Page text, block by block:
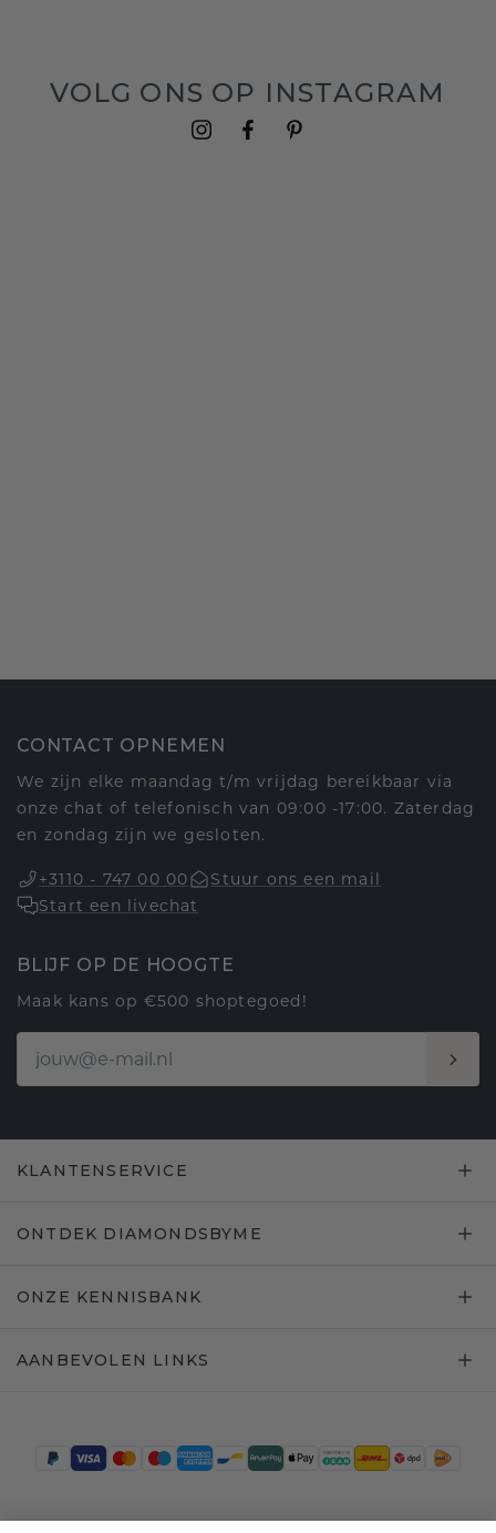
VOLG ONS OP INSTAGRAM
CONTACT OPNEMEN
We zijn elke maandag t/m vrijdag bereikbaar via
onze chat of telefonisch van 09:00 -17:00. Zaterdag
en zondag zijn we gesloten.
+3110 - 747 00 00
Stuur ons een mail
Start een livechat
BLIJF OP DE HOOGTE
Maak kans op €500 shoptegoed!
KLANTENSERVICE
ONTDEK DIAMONDSBYME
ONZE KENNISBANK
AANBEVOLEN LINKS